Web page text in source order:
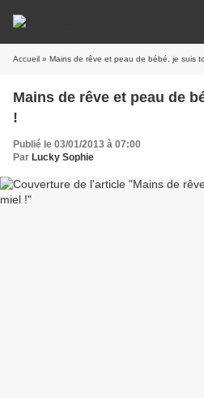
Accueil » Mains de rêve et peau de bébé, je suis
Mains de rêve et peau de
!
Publié le 03/01/2013 à 07:00
Par Lucky Sophie